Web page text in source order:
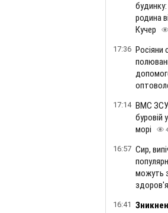
будинку:
родина
Кучер
17:36 Росіяни
17:14 ВМС ЗСУ
буровій
морі
16:57 Сир,
можуть
здоров'я
16:41